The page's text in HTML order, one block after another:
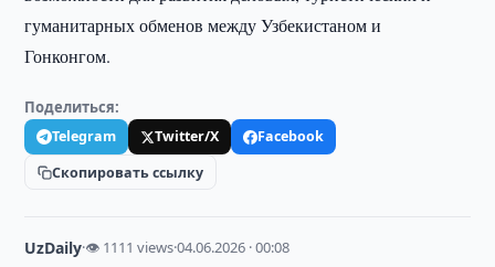
гуманитарных обменов между Узбекистаном и
Гонконгом.
Поделиться:
Telegram Twitter/X
Facebook
Скопировать ссылку
UzDaily·👁 1111 views·04.06.2026 · 00:08